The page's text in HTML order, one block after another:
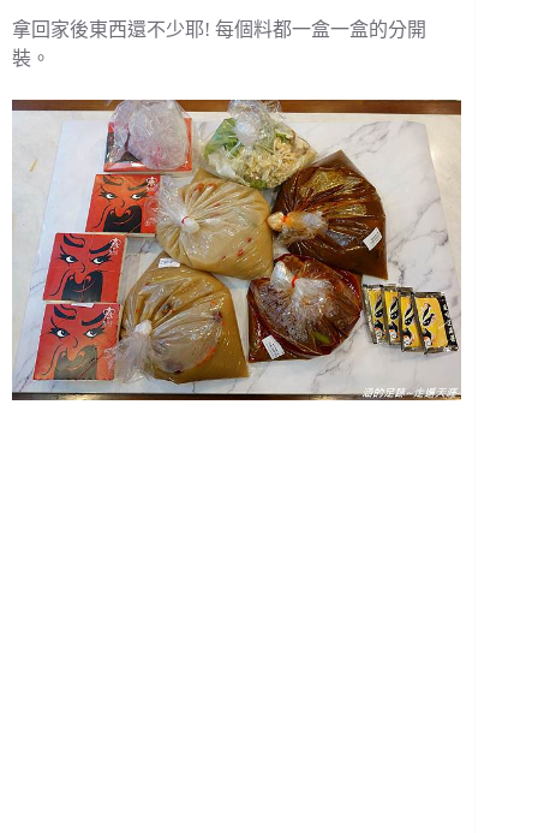
拿回家後東西還不少耶! 每個料都一盒一盒的分開
裝。